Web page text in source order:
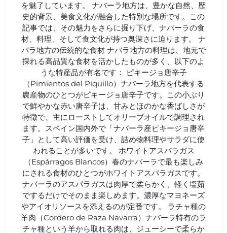
を魅了しています。 ナバーラ地方は、豊かな自然、歴
史的背景、美食文化が融合した特別な場所です。この
記事では、その魅力をさらに掘り下げ、ナバーラの食
材、料理、そして食文化が持つ奥深さに迫ります。 ナ
バラ地方の伝統的な食材 ナバラ地方の料理は、地元で
採れる高品質な食材を活かしたものが多く、以下のよ
うな特産品が有名です： ピキージョ唐辛子
（Pimientos del Piquillo）ナバーラ地方を代表する
農産物のひとつがピキージョ唐辛子です。この小ぶり
で鮮やかな赤い唐辛子は、甘みとほのかな香ばしさが
特徴で、主にローストしてオリーブオイルで調理され
ます。スペイン国内外で「ナバーラ産ピキージョ唐辛
子」として高い評価を受け、詰め物料理やサラダに使
われることが多いです。 ホワイトアスパラガス
（Espárragos Blancos）春のナバーラで最も楽しみ
にされる食材のひとつがホワイトアスパラガスです。
ナバーラのアスパラガスは肉厚で柔らかく、軽く塩茹
でするだけでそのまま楽しめます。濃厚なマヨネーズ
やアイオリソースを添えるのが定番です。 ラチャ種の
羊肉（Cordero de Raza Navarra）ナバーラ特有のラ
チャ種という羊から取れる肉は、ジューシーで柔らか